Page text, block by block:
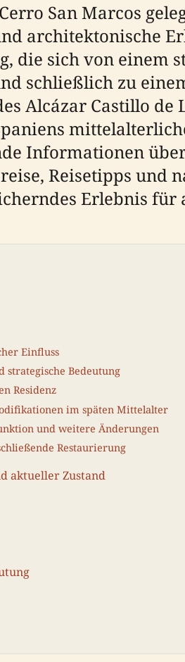
San Marcos
architektonische
die sich von
schließlich zu
Alcázar Castillo
Informationen
Reisetipps und
Erlebnis für
Einfluss
strategische Bedeutung
Residenz
im späten Mittelalter
und weitere Änderungen
Restaurierung
aktueller Zustand